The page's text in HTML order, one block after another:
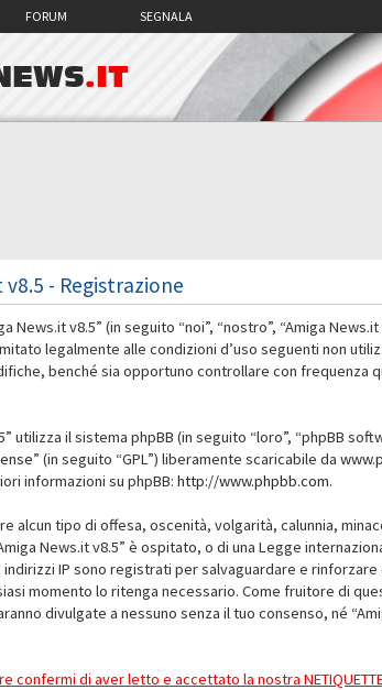
FORUM SEGNALA
.IT
v8.5 - Registrazione
News.it v8.5” (in seguito “noi”, “nostro”, “Amiga
legalmente alle condizioni d’uso seguenti non
benché sia opportuno controllare con frequenza
utilizza il sistema phpBB (in seguito “loro”, “phpBB
” (in seguito “GPL”) liberamente scaricabile da
informazioni su phpBB:http://www.phpbb.com.
alcun tipo di offesa, oscenità, volgarità, calunnia,
News.it v8.5” è ospitato, o di una Legge
IP sono registrati per salvaguardare e
momento lo ritenga necessario. Come fruitore di
divulgate a nessuno senza il tuo consenso, né
confermi di aver letto e accettato la nostra